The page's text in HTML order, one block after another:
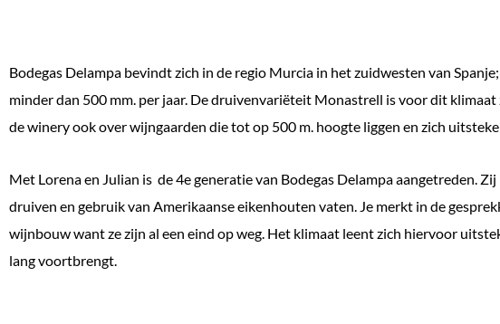
Bodegas Delampa bevindt zich in de regio Murcia in het zuidwesten van
minder dan 500 mm. per jaar. De druivenvariëteit Monastrell is voor dit
de winery ook over wijngaarden die tot op 500 m. hoogte liggen en zich
Met Lorena en Julian is de 4e generatie van Bodegas Delampa aangetreden.
druiven en gebruik van Amerikaanse eikenhouten vaten. Je merkt in de
wijnbouw want ze zijn al een eind op weg. Het klimaat leent zich hiervoor
lang voortbrengt.